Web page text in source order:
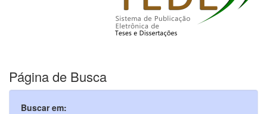
Página de Busca
Buscar em: